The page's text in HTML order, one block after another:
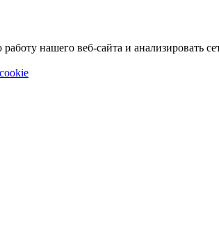
нашего веб-сайта и анализировать